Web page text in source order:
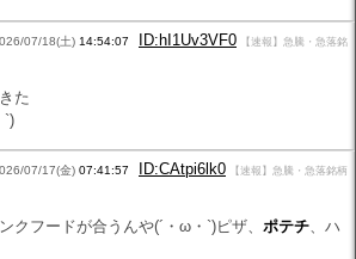
07/18(土) 14:54:07 ID:hI1Uv3VF0
【速報】急騰・急落銘
た
`)
07/17(金) 07:41:57 ID:CAtpi6lk0
【速報】急騰・急落銘柄
クフードが合うんや(´・ω・`)ピザ、 ポテチ、ハ